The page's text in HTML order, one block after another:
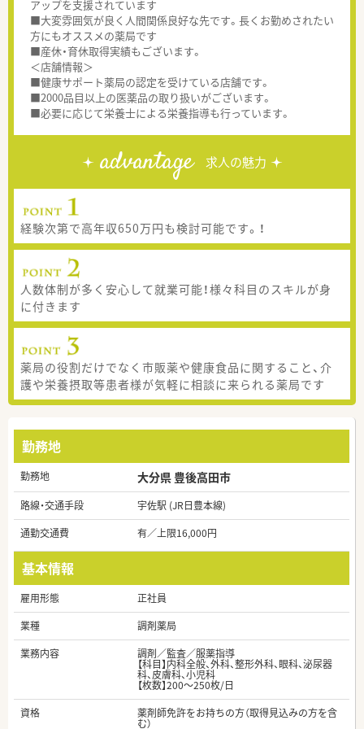
アップを支援されています
■大変雰囲気が良く人間関係良好な先です。長くお勤めされたい
方にもオススメの薬局です
■産休・育休取得実績もございます。
＜店舗情報＞
■健康サポート薬局の認定を受けている店舗です。
■2000品目以上の医薬品の取り扱いがございます。
■必要に応じて栄養士による栄養指導も行っています。
advantage 求人の魅力
経験次第で高年収650万円も検討可能です。！
人数体制が多く安心して就業可能！様々科目のスキルが身
に付きます
薬局の役割だけでなく市販薬や健康食品に関すること、介
護や栄養摂取等患者様が気軽に相談に来られる薬局です
勤務地
勤務地 大分県 豊後高田市
路線・交通手段
宇佐駅 (JR日豊本線)
通勤交通費
有／上限16,000円
基本情報
雇用形態
正社員
業種
調剤薬局
業務内容
調剤／監査／服薬指導
【科目】内科全般、外科、整形外科、眼科、泌尿器
科、皮膚科、小児科
【枚数】200～250枚/日
資格
薬剤師免許をお持ちの方（取得見込みの方を含
む）